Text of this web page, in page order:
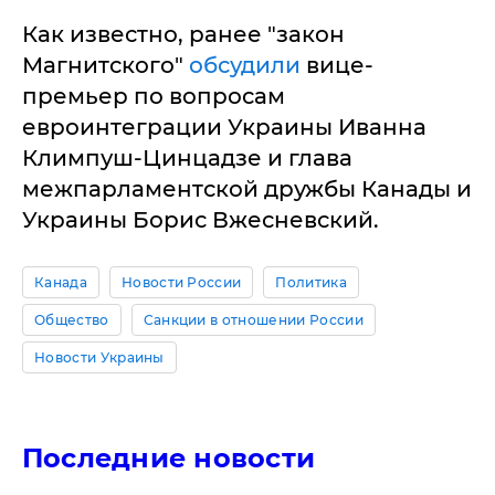
Как известно, ранее "закон
Магнитского" обсудили вице-
премьер по вопросам
евроинтеграции Украины Иванна
Климпуш-Цинцадзе и глава
межпарламентской дружбы Канады и
Украины Борис Вжесневский.
Канада Новости России Политика
Общество Санкции в отношении России
Новости Украины
Последние новости